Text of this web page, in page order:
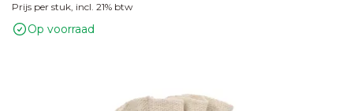
Prijs per stuk, incl. 21% btw
Op voorraad